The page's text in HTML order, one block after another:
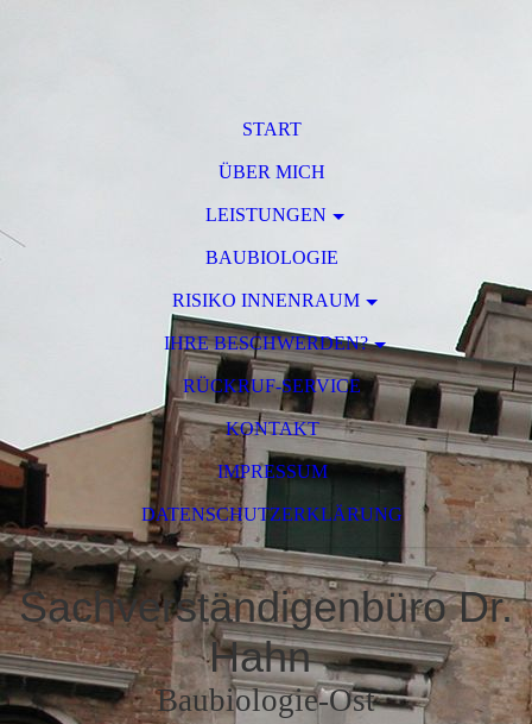
START
ÜBER MICH
LEISTUNGEN
BAUBIOLOGIE
RISIKO INNENRAUM
IHRE BESCHWERDEN?
RÜCKRUF-SERVICE
KONTAKT
IMPRESSUM
DATENSCHUTZERKLÄRUNG
Sachverständigenbüro Dr.
Hahn
Baubiologie-Ost